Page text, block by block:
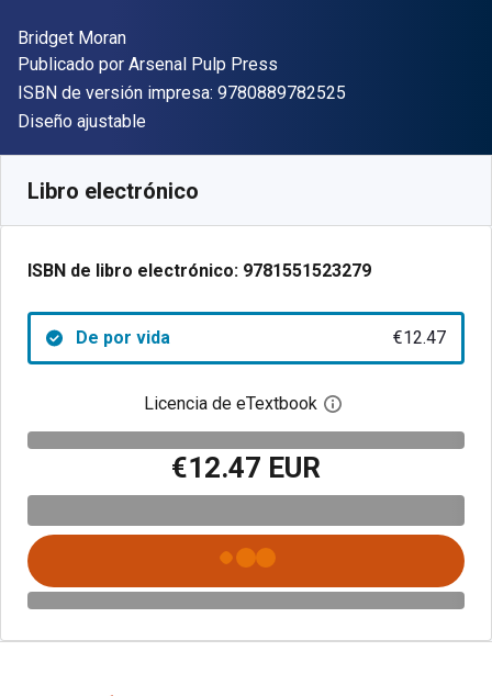
Autor(es)
Bridget Moran
Editorial
Publicado por Arsenal Pulp Press
ISBN de versión impresa: 9780889782525
Formato
Diseño ajustable
Libro electrónico
ISBN de libro electrónico: 9781551523279
De por vida €12.47
Licencia de eTextbook Abre el cuadro de
€12.47 EUR